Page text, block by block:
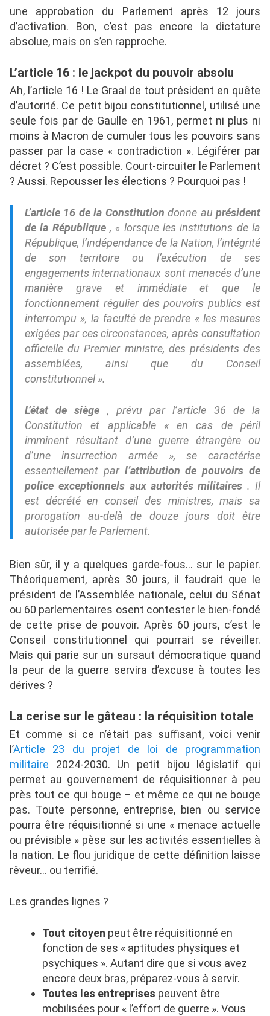
une approbation du Parlement après 12 jours
d’activation. Bon, c’est pas encore la dictature
absolue, mais on s’en rapproche.
L’article 16 : le jackpot du pouvoir absolu
Ah, l’article 16 ! Le Graal de tout président en quête
d’autorité. Ce petit bijou constitutionnel, utilisé une
seule fois par de Gaulle en 1961, permet ni plus ni
moins à Macron de cumuler tous les pouvoirs sans
passer par la case « contradiction ». Légiférer par
décret ? C’est possible. Court-circuiter le Parlement
? Aussi. Repousser les élections ? Pourquoi pas !
L’article 16 de la Constitutiondonne auprésident
de la République , « lorsque les institutions de la
République, l’indépendance de la Nation, l’intégrité
de son territoire ou l’exécution de ses
engagements internationaux sont menacés d’une
manière grave et immédiate et que le
fonctionnement régulier des pouvoirs publics est
interrompu», la faculté de prendre « les mesures
exigées par ces circonstances, après consultation
officielle duPremier ministre, des présidents des
assemblées, ainsi que du Conseil
constitutionnel».
L’état de siège , prévu par l’article 36 de la
Constitution et applicable «en cas de péril
imminent résultant d’une guerre étrangère ou
d’une insurrection armée », se caractérise
essentiellement par l’attribution de pouvoirsde
police exceptionnels aux autorités militaires. Il
est décrété en conseil des ministres, mais sa
prorogation au-delà de douze jours doit être
autorisée par le Parlement.
Bien sûr, il y a quelques garde-fous… sur le papier.
Théoriquement, après 30 jours, il faudrait que le
président de l’Assemblée nationale, celui du Sénat
ou 60 parlementaires osent contester le bien-fondé
de cette prise de pouvoir. Après 60 jours, c’est le
Conseil constitutionnel qui pourrait se réveiller.
Mais qui parie sur un sursaut démocratique quand
la peur de la guerre servira d’excuse à toutes les
dérives ?
La cerise sur le gâteau : la réquisition totale
Et comme si ce n’était pas suffisant, voici venir
l’Article 23 du projet de loi de programmation
militaire
2024-2030. Un petit bijou législatif qui
permet au gouvernement de réquisitionner à peu
près tout ce qui bouge – et même ce qui ne bouge
pas. Toute personne, entreprise, bien ou service
pourra être réquisitionné si une « menace actuelle
ou prévisible » pèse sur les activités essentielles à
la nation. Le flou juridique de cette définition laisse
rêveur… ou terrifié.
Les grandes lignes ?
Tout citoyen peut être réquisitionné en
fonction de ses « aptitudes physiques et
psychiques ». Autant dire que si vous avez
encore deux bras, préparez-vous à servir.
Toutes les entreprises peuvent être
mobilisées pour « l’effort de guerre ». Vous